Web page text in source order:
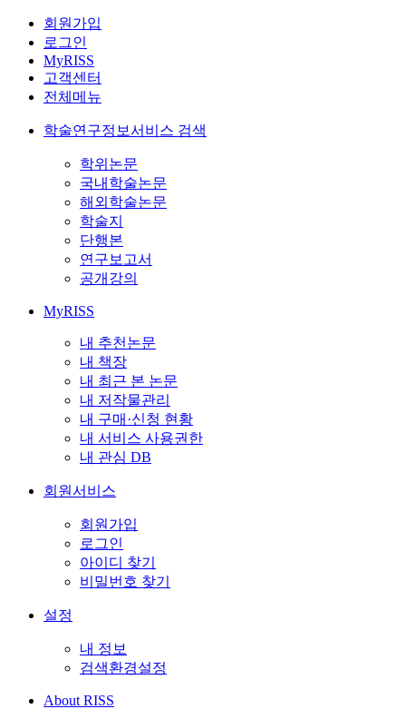
회원가입
로그인
MyRISS
고객센터
전체메뉴
학술연구정보서비스 검색
학위논문
국내학술논문
해외학술논문
학술지
단행본
연구보고서
공개강의
MyRISS
내 추천논문
내 책장
내 최근 본 논문
내 저작물관리
내 구매·신청 현황
내 서비스 사용권한
내 관심 DB
회원서비스
회원가입
로그인
아이디 찾기
비밀번호 찾기
설정
내 정보
검색환경설정
About RISS